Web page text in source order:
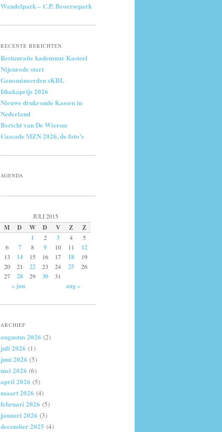
Wandelpark – C.P. Broersepark
RECENTE BERICHTEN
Restauratie kademuur Kasteel
Nijenrode start
Genomineerden sKBL
Ithakaprijs 2026
Nieuwe drukronde Kassen in
Nederland
Bericht van De Wiersse
Cascade MZN 2026, de foto’s
AGENDA
JULI 2015
M D W D V Z
Z
1
2 3 4
5
6
7 8 9 10 11 12
13 14 15 16 17 18
19
20
21 22 23 24 25
26
27
28 29 30 31
« jun aug »
ARCHIEF
augustus 2026 (2)
juli 2026 (1)
juni 2026 (5)
mei 2026 (6)
april 2026 (5)
maart 2026 (4)
februari 2026 (5)
januari 2026 (3)
december 2025 (4)